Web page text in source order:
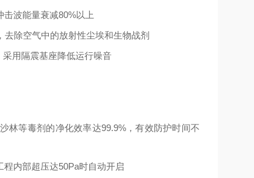
击波能量衰减80%以上
去除空气中的放射性尘埃和生物战剂
采用隔震基座降低运行噪音
林等毒剂的净化效率达99.9%，有效防护时间不
程内部超压达50Pa时自动开启